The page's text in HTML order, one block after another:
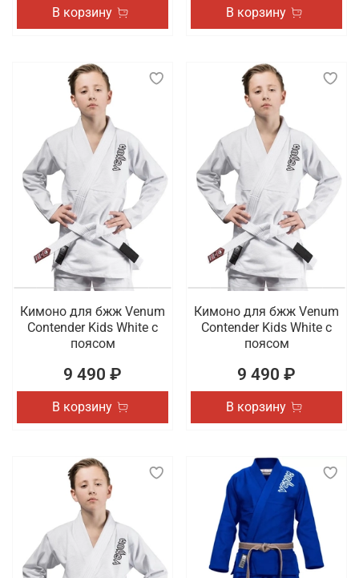
В корзину В корзину
Кимоно для бжж Venum
Contender Kids White с
поясом
9 490 ₽
В корзину
Кимоно для бжж Venum
Contender Kids White с
поясом
9 490 ₽
В корзину